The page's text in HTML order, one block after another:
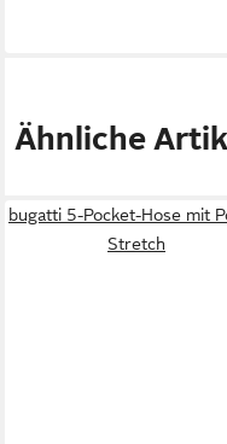
Ähnliche
bugatti 5-Pocket-Hose mit
Stretch